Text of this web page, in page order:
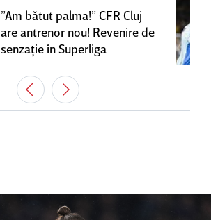
”Am bătut palma!” CFR Cluj
are antrenor nou! Revenire de
senzaţie în Superliga